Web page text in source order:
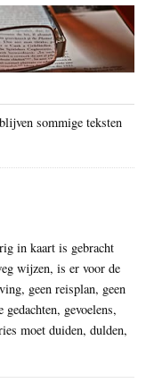
sommige teksten
in kaart is gebracht
wijzen, is er voor de
geen reisplan, geen
gevoelens,
moet duiden, dulden,